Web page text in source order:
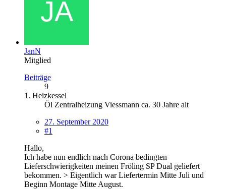
JanN
Mitglied
Beiträge
9
1. Heizkessel
Öl Zentralheizung Viessmann ca. 30 Jahre alt
27. September 2020
#1
Hallo,
Ich habe nun endlich nach Corona bedingten
Lieferschwierigkeiten meinen Fröling SP Dual geliefert
bekommen. > Eigentlich war Liefertermin Mitte Juli und
Beginn Montage Mitte August.